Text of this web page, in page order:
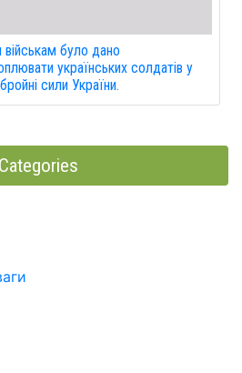
було дано
українських солдатів у
сили України.
Categories